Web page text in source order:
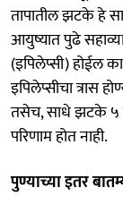
तापातील झटके हे
आयुष्यात पुढे
(इपिलेप्सी) होईल
इपिलेप्सीचा त्रास
तसेच, साधे झटके ५
परिणाम होत नाही.
पुण्याच्या इतर